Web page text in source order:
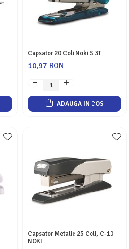
Capsator 20 Coli Noki S 3T
10,97 RON
ADAUGA IN COS
Capsator Metalic 25 Coli, C-10
NOKI